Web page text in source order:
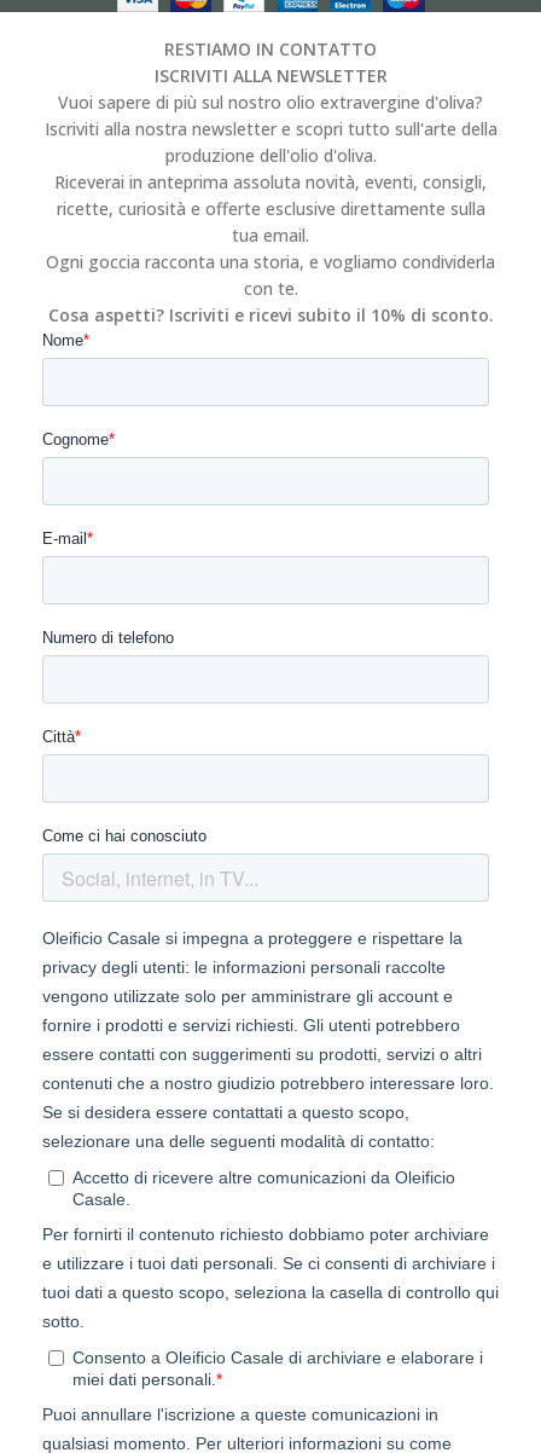
RESTIAMO IN CONTATTO
ISCRIVITI ALLA NEWSLETTER
Vuoi sapere di più sul nostro olio extravergine d'oliva?
Iscriviti alla nostra newsletter e scopri tutto sull'arte della
produzione dell'olio d'oliva.
Riceverai in anteprima assoluta novità, eventi, consigli,
ricette, curiosità e offerte esclusive direttamente sulla
tua email.
Ogni goccia racconta una storia, e vogliamo condividerla
con te.
Cosa aspetti? Iscriviti e ricevi subito il 10% di sconto.